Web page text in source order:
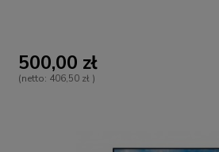
500,00 zł
(netto: 406,50 zł )